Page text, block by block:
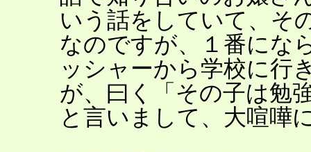
いう話をしていて、そ
なのですが、１番にな
ッシャーから学校に行
が、曰く「その子は勉
と言いまして、大喧嘩